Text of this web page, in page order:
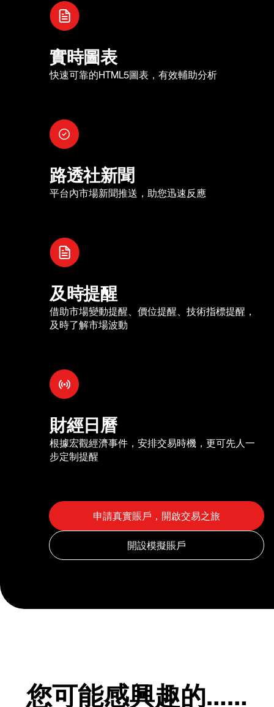
實時圖表
快速可靠的HTML5圖表，有效輔助分析
路透社新聞
平台內市場新聞推送，助您迅速反應
及時提醒
借助市場變動提醒、價位提醒、技術指標提醒，
及時了解市場波動
財經日曆
根據宏觀經濟事件，安排交易時機，更可先人一
步定制提醒
您可能感興趣的……